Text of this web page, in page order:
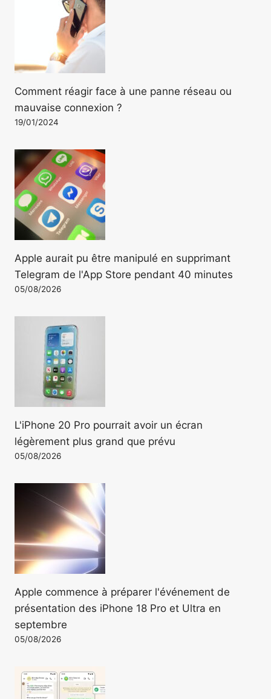
Comment réagir face à une panne réseau ou
mauvaise connexion ?
19/01/2024
Apple aurait pu être manipulé en supprimant
Telegram de l'App Store pendant 40 minutes
05/08/2026
L'iPhone 20 Pro pourrait avoir un écran
légèrement plus grand que prévu
05/08/2026
Apple commence à préparer l'événement de
présentation des iPhone 18 Pro et Ultra en
septembre
05/08/2026